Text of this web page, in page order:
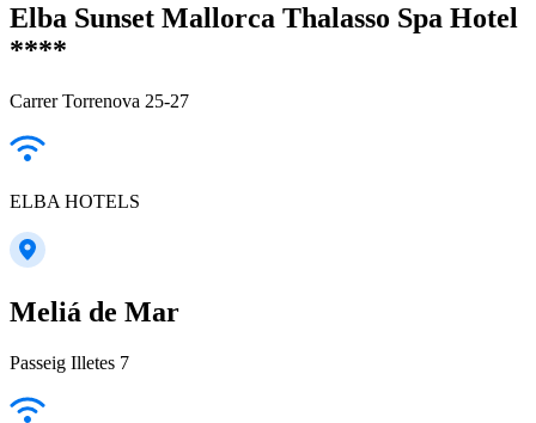
Elba Sunset Mallorca Thalasso Spa Hotel
****
Carrer Torrenova 25-27
ELBA HOTELS
Meliá de Mar
Passeig Illetes 7